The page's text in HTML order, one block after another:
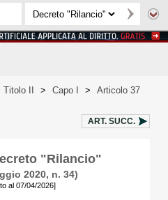
Titolo II > Capo I > Articolo 37
ART. SUCC.
"Rilancio"
2020, n. 34)
al 07/04/2026]